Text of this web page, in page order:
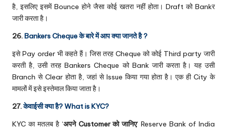
है, इसलिए इसमें Bounce होने जैसा कोई खतरा नहीं होता। Draft को Bankर
जारी करता है।
26.Bankers Cheque के बारे में आप क्या जानते है ?
इसे Pay order भी कहते हैं। जिस तरह Cheque को कोई Third party जारी
करती है, उसी तरह Bankers Cheque को Bank जारी करता है। यह उसी
Branch से Clear होता है, जहां से Issue किया गया होता है। एक ही City के
मामलों में इसे इस्तेमाल किया जाता है।
27.केवाईसी क्या है? What is KYC?
KYC का मतलब है ‘अपने Customer को जानिए‘ Reserve Bank of India